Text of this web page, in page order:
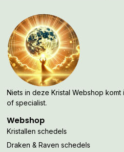
Niets in deze Kristal Webshop
of specialist.
Webshop
Kristallen schedels
Draken & Raven schedels